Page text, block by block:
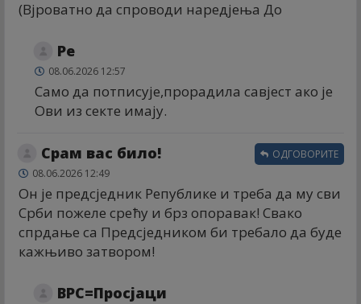
(Вјроватно да спроводи наредјења До
Ре
08.06.2026 12:57
Само да потписује,прорадила савјест ако је
Ови из секте имају.
Срам вас било!
08.06.2026 12:49
Он је предсједник Републике и треба да му сви
Срби пожеле срећу и брз опоравак! Свако
спрдање са Предсједником би требало да буде
кажњиво затвором!
ОДГОВОРИТЕ
ВРС=Просјаци